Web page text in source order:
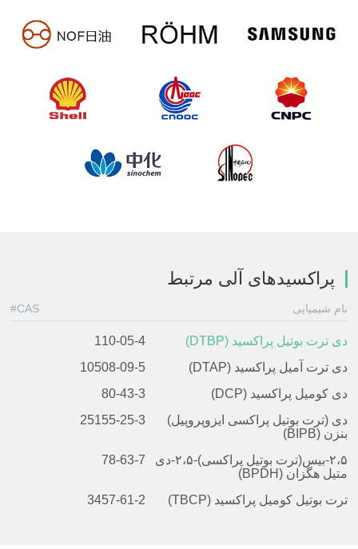
پراکسیدهای آلی مرتبط
نام شیمیایی CAS#
دی ترت بوتیل پراکسید (DTBP)
110-05-4
دی ترت آمیل پراکسید (DTAP)
10508-09-5
دی کومیل پراکسید (DCP)
80-43-3
دی (ترت بوتیل پراکسی ایزوپروپیل)
بنزن (BIPB)
25155-25-3
۲،۵-بیس(ترت بوتیل پراکسی)-۲،۵-دی
متیل هگزان (BPDH)
78-63-7
ترت بوتیل کومیل پراکسید (TBCP) 3457-61-2